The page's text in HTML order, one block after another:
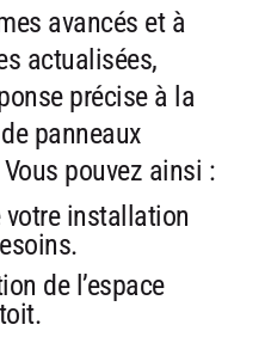
avancés et à
actualisées,
précise à la
panneaux
pouvez ainsi :
installation
de l’espace